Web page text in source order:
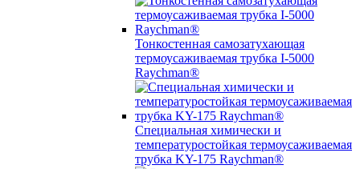
Тонкостенная самозатухающая
термоусаживаемая трубка I-5000
Raychman®
Специальная химически и
температуростойкая термоусаживаемая
трубка KY-175 Raychman®